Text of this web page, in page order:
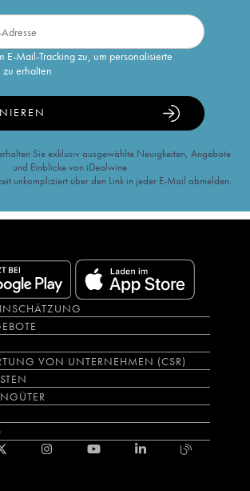
E-Mail-Tracking zu, um personalisierte
zu erhalten
Sie exklusiv ausgewählte Neuigkeiten, Angebote
und Einblicke von iDealwine.
unkompliziert über den Link in jeder E-Mail abmelden.
VON UNTERNEHMEN (CSR)